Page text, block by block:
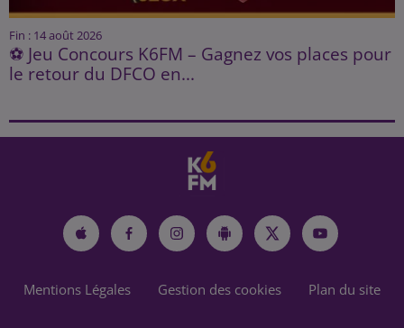
Fin : 14 août 2026
⚽ Jeu Concours K6FM – Gagnez vos places pour
le retour du DFCO en...
Mentions Légales Gestion des cookies Plan du site